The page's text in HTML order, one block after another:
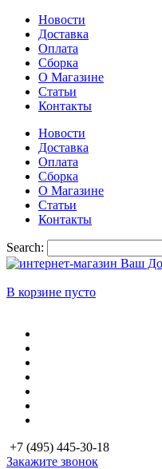
Новости
Доставка
Оплата
Сборка
О Магазине
Статьи
Контакты
Новости
Доставка
Оплата
Сборка
О Магазине
Статьи
Контакты
Search:
В корзине пусто
+7 (495) 445-30-18
Закажите звонок